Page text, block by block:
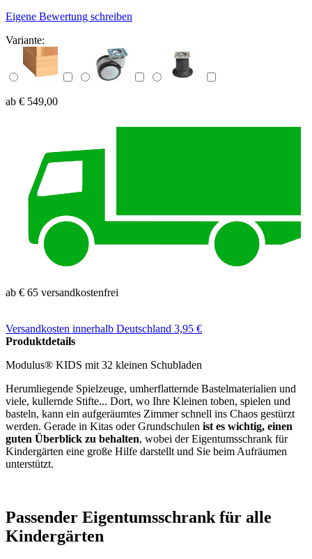
Eigene Bewertung schreiben
Variante:
ab € 549,00
ab € 65 versandkostenfrei
Versandkosten innerhalb Deutschland 3,95 €
Produktdetails
Modulus® KIDS mit 32 kleinen Schubladen
Herumliegende Spielzeuge, umherflatternde Bastelmaterialien und
viele, kullernde Stifte... Dort, wo Ihre Kleinen toben, spielen und
basteln, kann ein aufgeräumtes Zimmer schnell ins Chaos gestürzt
werden. Gerade in Kitas oder Grundschulen ist es wichtig, einen
guten Überblick zu behalten, wobei der Eigentumsschrank für
Kindergärten eine große Hilfe darstellt und Sie beim Aufräumen
unterstützt.
Passender Eigentumsschrank für alle
Kindergärten